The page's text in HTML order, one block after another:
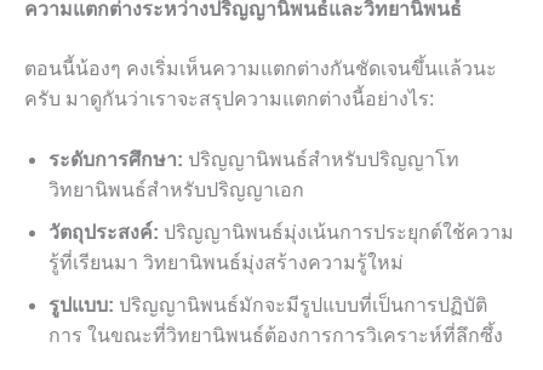
ความแตกต่างระหว่างปริญญานิพนธ์และวิทยานิพนธ์
ตอนนี้น้องๆ คงเริ่มเห็นความแตกต่างกันชัดเจนขึ้นแล้วนะ
ครับ มาดูกันว่าเราจะสรุปความแตกต่างนี้อย่างไร:
ระดับการศึกษา: ปริญญานิพนธ์สำหรับปริญญาโท
วิทยานิพนธ์สำหรับปริญญาเอก
วัตถุประสงค์: ปริญญานิพนธ์มุ่งเน้นการประยุกต์ใช้ความ
รู้ที่เรียนมา วิทยานิพนธ์มุ่งสร้างความรู้ใหม่
รูปแบบ: ปริญญานิพนธ์มักจะมีรูปแบบที่เป็นการปฏิบัติ
การ ในขณะที่วิทยานิพนธ์ต้องการการวิเคราะห์ที่ลึกซึ้ง